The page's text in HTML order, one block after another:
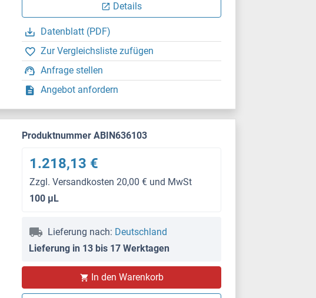
Details
Datenblatt (PDF)
Zur Vergleichsliste zufügen
Anfrage stellen
Angebot anfordern
Produktnummer ABIN636103
1.218,13 €
Zzgl. Versandkosten 20,00 € und MwSt
100 μL
Lieferung nach: Deutschland
Lieferung in 13 bis 17 Werktagen
In den Warenkorb